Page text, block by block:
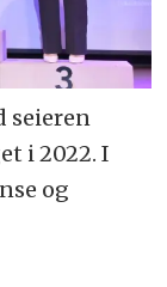
seieren
i 2022. I
og